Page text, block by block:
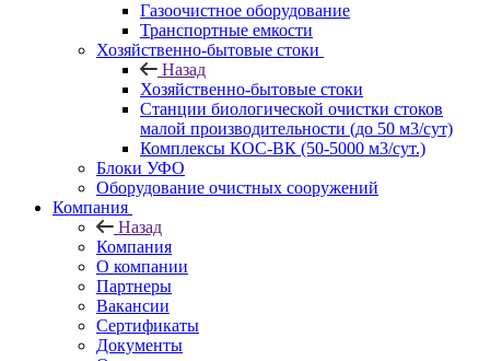
Газоочистное оборудование
Транспортные емкости
Хозяйственно-бытовые стоки
Назад
Хозяйственно-бытовые стоки
Станции биологической очистки стоков
малой производительности (до 50 м3/сут)
Комплексы КОС-ВК (50-5000 м3/сут.)
Блоки УФО
Оборудование очистных сооружений
Компания
Назад
Компания
О компании
Партнеры
Вакансии
Сертификаты
Документы